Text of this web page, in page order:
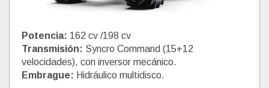
Potencia: 162 cv /198 cv
Transmisión: Syncro Command (15+12
velocidades), con inversor mecánico.
Embrague: Hidráulico multidisco.